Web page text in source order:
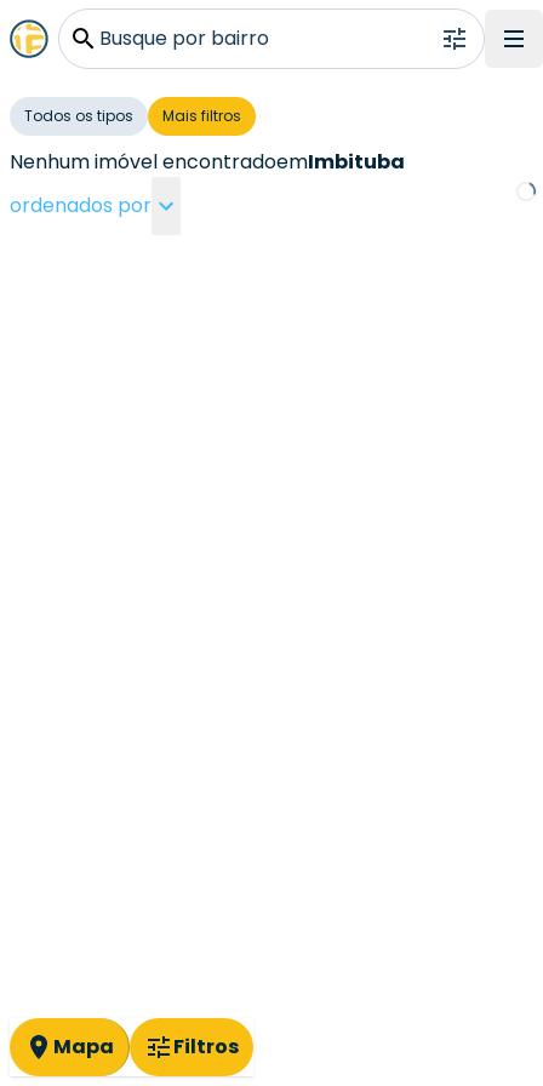
Busque por bairro
Todos os tipos Mais filtros
Mapa Filtros
Nenhum imóvel encontradoemImbituba
ordenados por